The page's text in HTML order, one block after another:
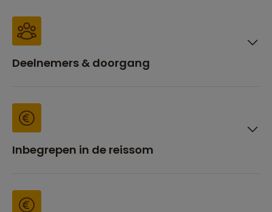
Deelnemers & doorgang
Inbegrepen in de reissom